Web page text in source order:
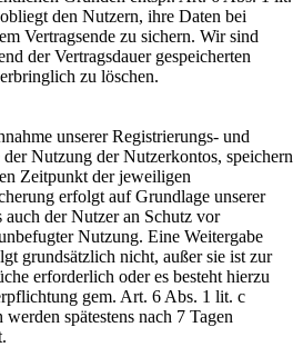
den Nutzern, ihre Daten bei
Vertragsende zu sichern. Wir sind
der Vertragsdauer gespeicherten
zu löschen.
unserer Registrierungs- und
Nutzung der Nutzerkontos, speichern
Zeitpunkt der jeweiligen
erfolgt auf Grundlage unserer
auch der Nutzer an Schutz vor
Nutzung. Eine Weitergabe
grundsätzlich nicht, außer sie ist zur
erforderlich oder es besteht hierzu
gem. Art. 6 Abs. 1 lit. c
spätestens nach 7 Tagen